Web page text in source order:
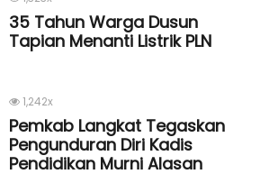
35 Tahun Warga Dusun
Tapian Menanti Listrik PLN
1,242x
Pemkab Langkat Tegaskan
Pengunduran Diri Kadis
Pendidikan Murni Alasan